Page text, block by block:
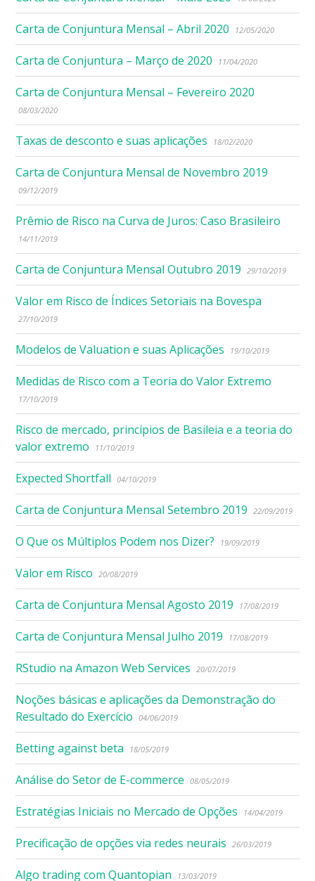
Carta de Conjuntura Mensal – Abril 2020 12/05/2020
Carta de Conjuntura – Março de 2020 11/04/2020
Carta de Conjuntura Mensal – Fevereiro 2020
08/03/2020
Taxas de desconto e suas aplicações 18/02/2020
Carta de Conjuntura Mensal de Novembro 2019
09/12/2019
Prêmio de Risco na Curva de Juros: Caso Brasileiro
14/11/2019
Carta de Conjuntura Mensal Outubro 2019 29/10/2019
Valor em Risco de Índices Setoriais na Bovespa
27/10/2019
Modelos de Valuation e suas Aplicações 19/10/2019
Medidas de Risco com a Teoria do Valor Extremo
17/10/2019
Risco de mercado, princípios de Basileia e a teoria do
valor extremo
11/10/2019
Expected Shortfall 04/10/2019
Carta de Conjuntura Mensal Setembro 2019 22/09/2019
O Que os Múltiplos Podem nos Dizer? 19/09/2019
Valor em Risco 20/08/2019
Carta de Conjuntura Mensal Agosto 2019 17/08/2019
Carta de Conjuntura Mensal Julho 2019 17/08/2019
RStudio na Amazon Web Services 20/07/2019
Noções básicas e aplicações da Demonstração do
Resultado do Exercício
04/06/2019
Betting against beta 18/05/2019
Análise do Setor de E-commerce 08/05/2019
Estratégias Iniciais no Mercado de Opções 14/04/2019
Precificação de opções via redes neurais 26/03/2019
Algo trading com Quantopian 13/03/2019